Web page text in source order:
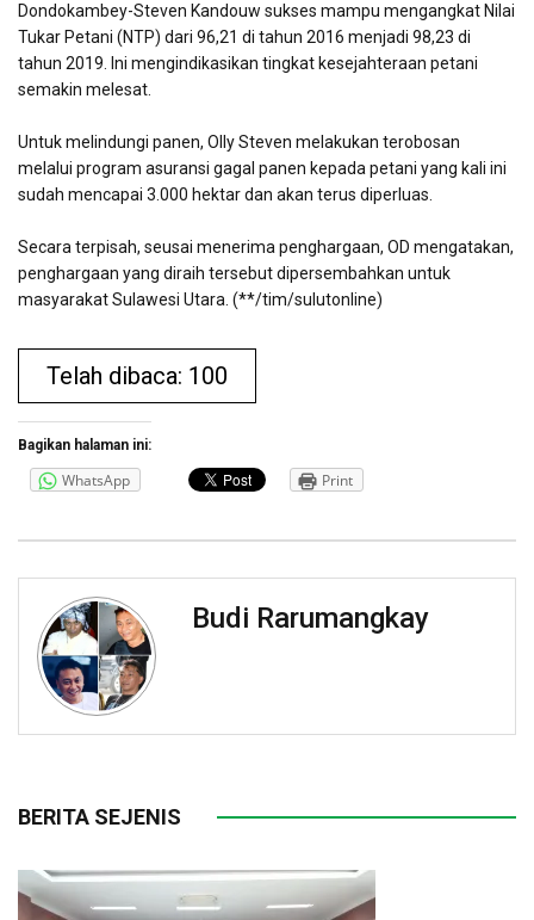
Dondokambey-Steven Kandouw sukses mampu mengangkat Nilai
Tukar Petani (NTP) dari 96,21 di tahun 2016 menjadi 98,23 di
tahun 2019. Ini mengindikasikan tingkat kesejahteraan petani
semakin melesat.
Untuk melindungi panen, Olly Steven melakukan terobosan
melalui program asuransi gagal panen kepada petani yang kali ini
sudah mencapai 3.000 hektar dan akan terus diperluas.
Secara terpisah, seusai menerima penghargaan, OD mengatakan,
penghargaan yang diraih tersebut dipersembahkan untuk
masyarakat Sulawesi Utara. (**/tim/sulutonline)
Telah dibaca: 100
Bagikan halaman ini:
WhatsApp Print
Budi Rarumangkay
BERITA SEJENIS